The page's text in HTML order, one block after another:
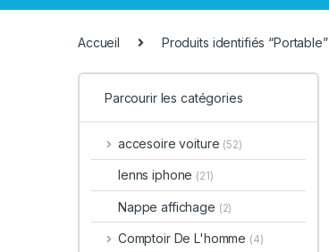
Accueil Produits identifiés “Portable”
Parcourir les catégories
accesoire voiture (52)
lenns iphone (21)
Nappe affichage (2)
Comptoir De L'homme (4)